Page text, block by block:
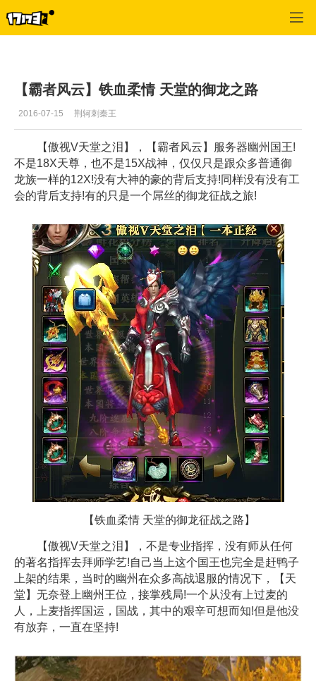
【霸者风云】铁血柔情 天堂的御龙之路
2016-07-15 荆轲刺秦王
【傲视V天堂之泪】，【霸者风云】服务器幽州国王!
不是18X天尊，也不是15X战神，仅仅只是跟众多普通御
龙族一样的12X!没有大神的豪的背后支持!同样没有没有工
会的背后支持!有的只是一个屌丝的御龙征战之旅!
【铁血柔情 天堂的御龙征战之路】
【傲视V天堂之泪】，不是专业指挥，没有师从任何
的著名指挥去拜师学艺!自己当上这个国王也完全是赶鸭子
上架的结果，当时的幽州在众多高战退服的情况下，【天
堂】无奈登上幽州王位，接掌残局!一个从没有上过麦的
人，上麦指挥国运，国战，其中的艰辛可想而知!但是他没
有放弃，一直在坚持!